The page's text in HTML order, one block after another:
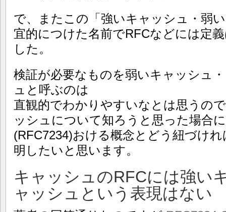
で、またこの「強いキャッシュ・弱
宜的につけた名前でRFCなどには定
した。
検証が必要なものを弱いキャッシュ
ュと呼ぶのは
直観的でわかりやすいなとは思うの
ッシュについて知ろうと思った場合
(RFC7234)おける概念とどう紐づけ
明したいと思います。
キャッシュのRFCには強い
ャッシュという表現はない